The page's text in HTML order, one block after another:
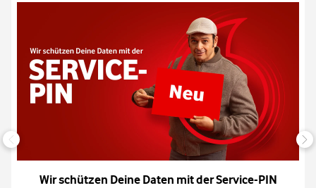
Wir schützen Deine Daten mit der Service-PIN